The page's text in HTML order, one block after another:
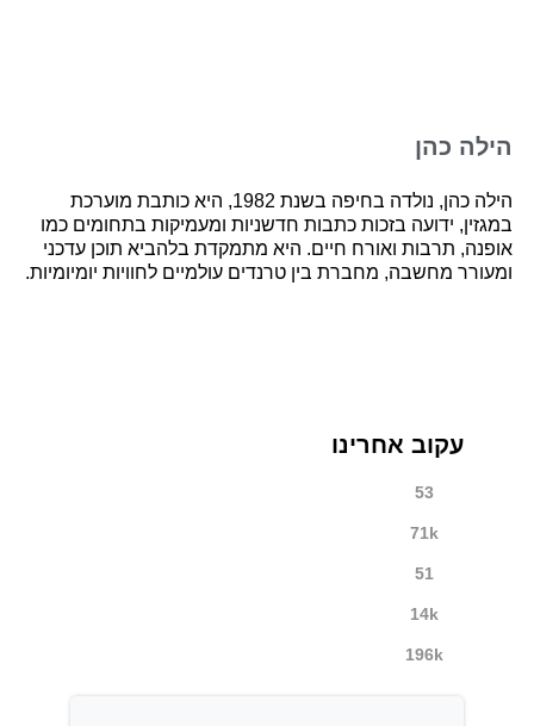
הילה כהן
הילה כהן, נולדה בחיפה בשנת 1982, היא כותבת מוערכת
במגזין, ידועה בזכות כתבות חדשניות ומעמיקות בתחומים כמו
אופנה, תרבות ואורח חיים. היא מתמקדת בלהביא תוכן עדכני
ומעורר מחשבה, מחברת בין טרנדים עולמיים לחוויות יומיומיות.
עקוב אחרינו
53
71k
51
14k
196k